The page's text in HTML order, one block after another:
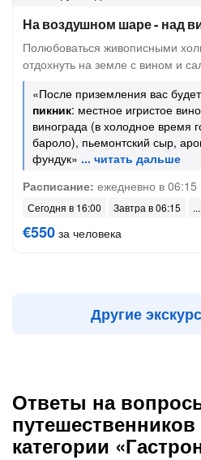
На воздушном шаре - над
Полюбоваться живописными
отдохнуть на земле с вином и
«После приземления вас
пикник: местное игристое
винограда (в холодное время
бароло), пьемонтский сыр,
фундук»
Расписание: ежедневно в 06:15
Сегодня в 16:00 Завтра в 06:15
€550 за человека
Другие
Ответы на
категории